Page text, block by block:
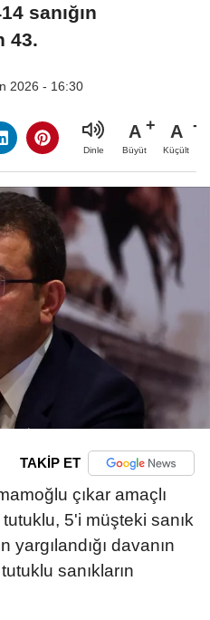
sanığın
43.
2026 - 16:30
Dinle
A
Büyüt
A
Küçült
TAKİP ET
çıkar amaçlı
5'i müşteki sanık
yargılandığı davanın
sanıkların